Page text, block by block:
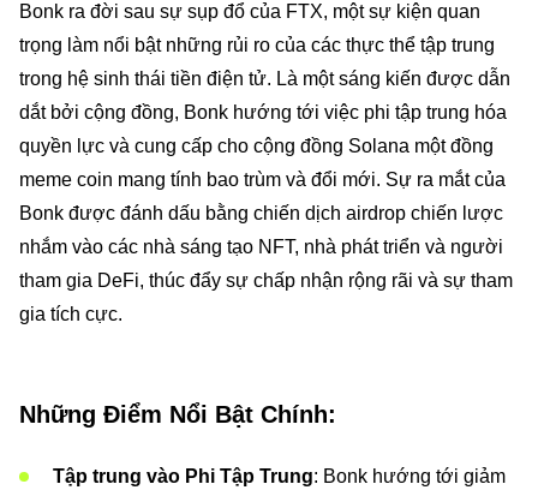
Bonk ra đời sau sự sụp đổ của FTX, một sự kiện quan
trọng làm nổi bật những rủi ro của các thực thể tập trung
trong hệ sinh thái tiền điện tử. Là một sáng kiến được dẫn
dắt bởi cộng đồng, Bonk hướng tới việc phi tập trung hóa
quyền lực và cung cấp cho cộng đồng Solana một đồng
meme coin mang tính bao trùm và đổi mới. Sự ra mắt của
Bonk được đánh dấu bằng chiến dịch airdrop chiến lược
nhắm vào các nhà sáng tạo NFT, nhà phát triển và người
tham gia DeFi, thúc đẩy sự chấp nhận rộng rãi và sự tham
gia tích cực.
Những Điểm Nổi Bật Chính:
Tập trung vào Phi Tập Trung: Bonk hướng tới giảm